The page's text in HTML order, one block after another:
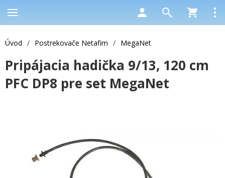
Úvod / Postrekovače Netafim / MegaNet
Pripájacia hadička 9/13, 120 cm
PFC DP8 pre set MegaNet